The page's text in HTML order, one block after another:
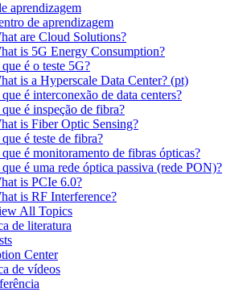
aprendizagem
de aprendizagem
are Cloud Solutions?
is 5G Energy Consumption?
é o teste 5G?
is a Hyperscale Data Center? (pt)
é interconexão de data centers?
é inspeção de fibra?
is Fiber Optic Sensing?
é teste de fibra?
é monitoramento de fibras ópticas?
é uma rede óptica passiva (rede PON)?
is PCIe 6.0?
is RF Interference?
All Topics
de literatura
Center
de vídeos